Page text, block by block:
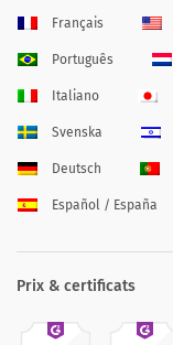
Français
Português
Italiano
Svenska
Deutsch
Español / España
Prix & certificats